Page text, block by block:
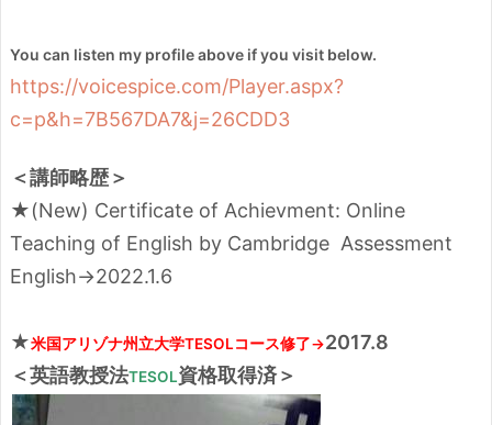
You can listen my profile above if you visit below.
https://voicespice.com/Player.aspx?
c=p&h=7B567DA7&j=26CDD3
＜講師略歴＞
★(New) Certificate of Achievment: Online
Teaching of English by Cambridge Assessment
English→2022.1.6
★米国アリゾナ州立大学TESOLコース修了→2017.8
＜英語教授法TESOL資格取得済＞